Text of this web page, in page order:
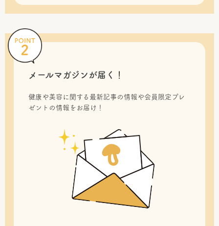
メールマガジンが届く！
健康や美容に関する最新記事の情報や会員限定プレ
ゼントの情報をお届け！